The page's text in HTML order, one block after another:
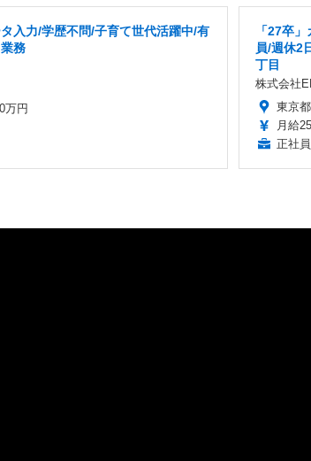
入力/学歴不問/子育て世代活躍中/有
務
万円
「27卒
員/週休2
丁目
株式会社
東京都
月給
正社員